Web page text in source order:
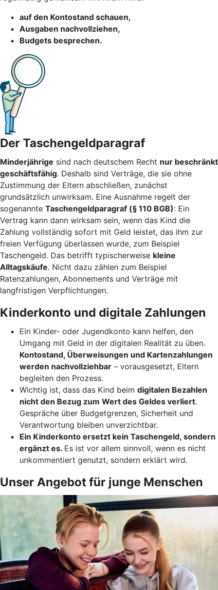
auf den Kontostand schauen,
Ausgaben nachvollziehen,
Budgets besprechen.
Der Taschengeldparagraf
Minderjährige sind nach deutschem Recht nur beschränkt
geschäftsfähig. Deshalb sind Verträge, die sie ohne
Zustimmung der Eltern abschließen, zunächst
grundsätzlich unwirksam. Eine Ausnahme regelt der
sogenannte Taschengeldparagraf (§ 110 BGB): Ein
Vertrag kann dann wirksam sein, wenn das Kind die
Zahlung vollständig sofort mit Geld leistet, das ihm zur
freien Verfügung überlassen wurde, zum Beispiel
Taschengeld. Das betrifft typischerweise kleine
Alltagskäufe. Nicht dazu zählen zum Beispiel
Ratenzahlungen, Abonnements und Verträge mit
langfristigen Verpflichtungen.
Kinderkonto und digitale Zahlungen
Ein Kinder- oder Jugendkonto kann helfen, den
Umgang mit Geld in der digitalen Realität zu üben.
Kontostand, Überweisungen und Kartenzahlungen
werden nachvollziehbar – vorausgesetzt, Eltern
begleiten den Prozess.
Wichtig ist, dass das Kind beim digitalen Bezahlen
nicht den Bezug zum Wert des Geldes verliert.
Gespräche über Budgetgrenzen, Sicherheit und
Verantwortung bleiben unverzichtbar.
Ein Kinderkonto ersetzt kein Taschengeld, sondern
ergänzt es. Es ist vor allem sinnvoll, wenn es nicht
unkommentiert genutzt, sondern erklärt wird.
Unser Angebot für junge Menschen